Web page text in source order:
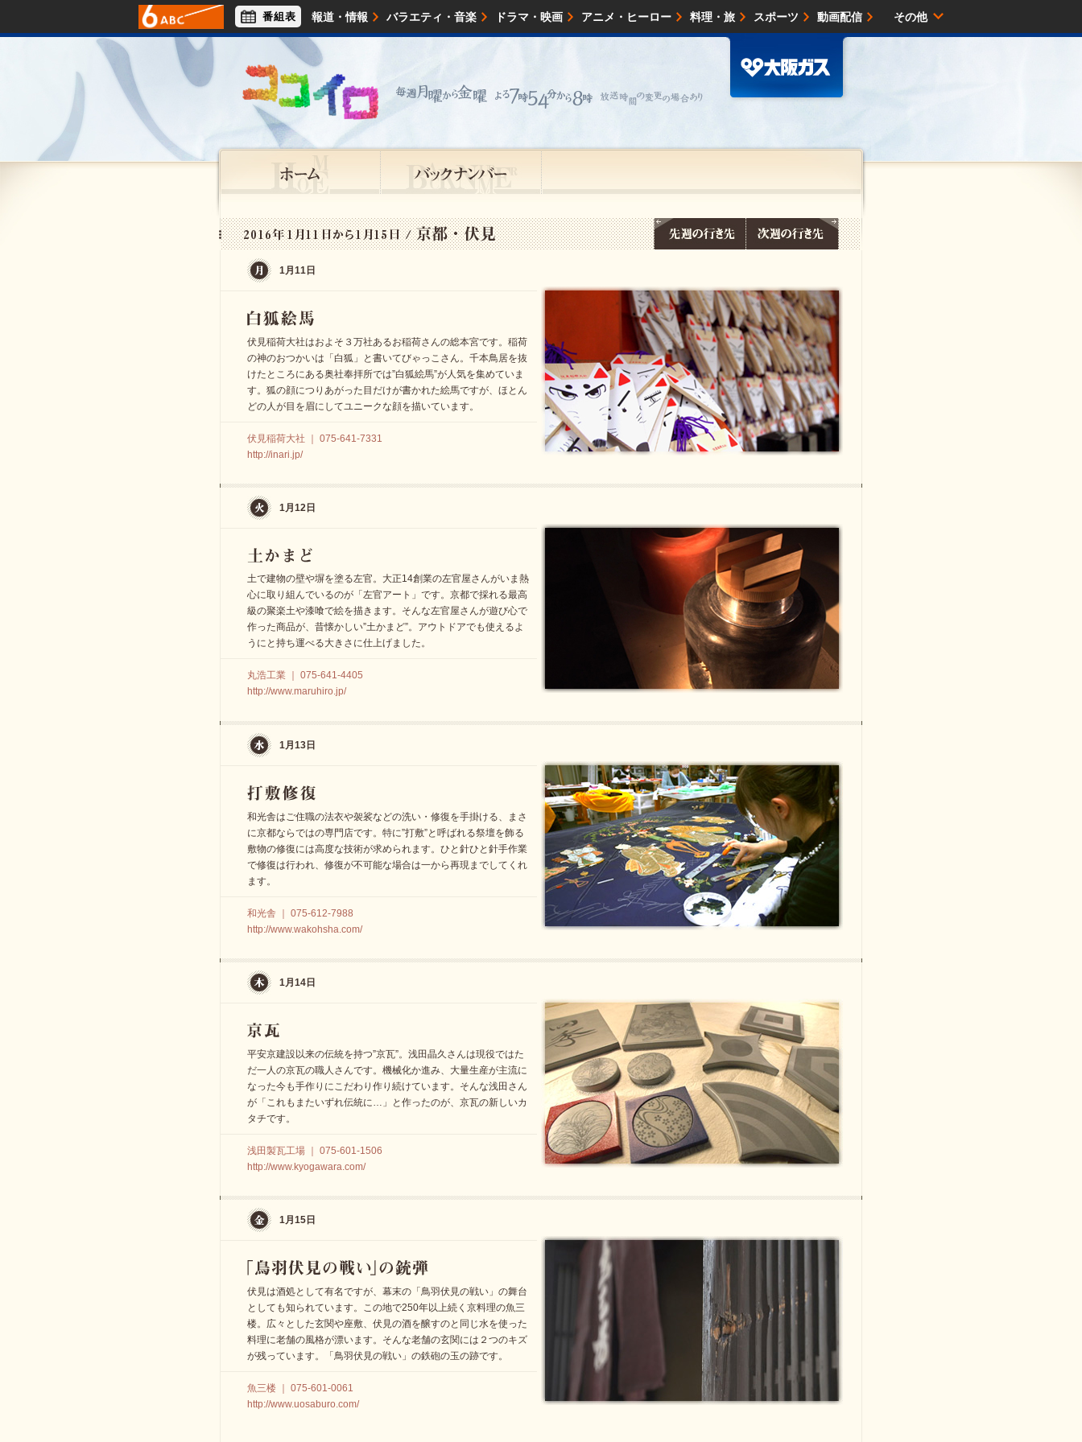
報道・情報 バラエティ・音楽 ドラマ・映画 アニメ・ヒーロー 料理・旅 スポーツ 動画配信
アナウンサー ライフスタイル
番組表 その他
1月11日
伏見稲荷大社はおよそ３万社あるお稲荷さんの総本宮です。稲荷
の神のおつかいは「白狐」と書いてびゃっこさん。千本鳥居を抜
けたところにある奥社奉拝所では”白狐絵馬”が人気を集めていま
す。狐の顔につりあがった目だけが書かれた絵馬ですが、ほとん
どの人が目を眉にしてユニークな顔を描いています。
伏見稲荷大社 ｜ 075-641-7331
http://inari.jp/
1月12日
土で建物の壁や塀を塗る左官。大正14創業の左官屋さんがいま熱
心に取り組んでいるのが「左官アート」です。京都で採れる最高
級の聚楽土や漆喰で絵を描きます。そんな左官屋さんが遊び心で
作った商品が、昔懐かしい”土かまど”。アウトドアでも使えるよ
うにと持ち運べる大きさに仕上げました。
丸浩工業 ｜ 075-641-4405
http://www.maruhiro.jp/
1月13日
和光舎はご住職の法衣や袈裟などの洗い・修復を手掛ける、まさ
に京都ならではの専門店です。特に”打敷”と呼ばれる祭壇を飾る
敷物の修復には高度な技術が求められます。ひと針ひと針手作業
で修復は行われ、修復が不可能な場合は一から再現までしてくれ
ます。
和光舎 ｜ 075-612-7988
http://www.wakohsha.com/
1月14日
平安京建設以来の伝統を持つ”京瓦”。浅田晶久さんは現役ではた
だ一人の京瓦の職人さんです。機械化か進み、大量生産が主流に
なった今も手作りにこだわり作り続けています。そんな浅田さん
が「これもまたいずれ伝統に…」と作ったのが、京瓦の新しいカ
タチです。
浅田製瓦工場 ｜ 075-601-1506
http://www.kyogawara.com/
1月15日
伏見は酒処として有名ですが、幕末の「鳥羽伏見の戦い」の舞台
としても知られています。この地で250年以上続く京料理の魚三
楼。広々とした玄関や座敷、伏見の酒を醸すのと同じ水を使った
料理に老舗の風格が漂います。そんな老舗の玄関には２つのキズ
が残っています。「鳥羽伏見の戦い」の鉄砲の玉の跡です。
魚三楼 ｜ 075-601-0061
http://www.uosaburo.com/